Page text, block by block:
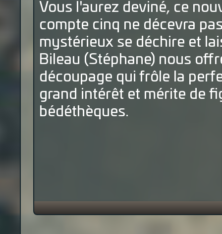
Vous l'aurez deviné, ce
compte cinq ne décevra
mystérieux se déchire et
Bileau (Stéphane) nous
découpage qui frôle la
grand intérêt et mérite de
bédéthèques.